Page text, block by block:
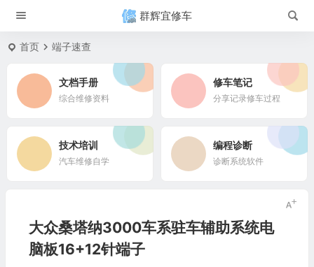
群辉宜修车
首页 端子速查
文档手册
综合维修资料
修车笔记
分享记录修车过程
技术培训
汽车维修自学
编程诊断
诊断系统软件
大众桑塔纳3000车系驻车辅助系统电
脑板16+12针端子